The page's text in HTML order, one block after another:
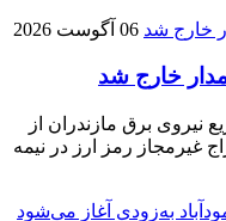
06 آگوست 2026
نیروی برق مازندران از
استخراج غیرمجاز رمز ارز در نیمه